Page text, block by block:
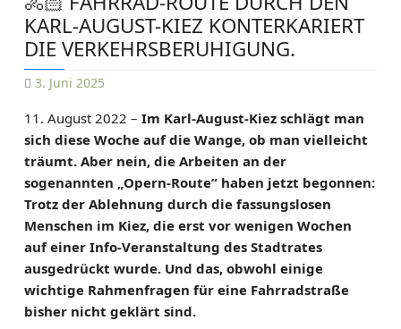
KARL-AUGUST-KIEZ KONTERKARIERT
DIE VERKEHRSBERUHIGUNG.
3. Juni 2025
A
N
I
E
L
T
I
E
T
Z
11. August 2022 – Im Karl-August-Kiez schlägt man
sich diese Woche auf die Wange, ob man vielleicht
träumt. Aber nein, die Arbeiten an der
sogenannten „Opern-Route“ haben jetzt begonnen:
Trotz der Ablehnung durch die fassungslosen
Menschen im Kiez, die erst vor wenigen Wochen
auf einer Info-Veranstaltung des Stadtrates
ausgedrückt wurde. Und das, obwohl einige
wichtige Rahmenfragen für eine Fahrradstraße
bisher nicht geklärt sind.